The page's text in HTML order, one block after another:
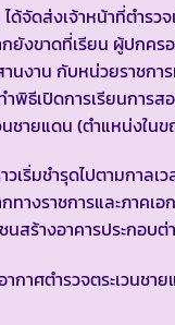
จัดส่งเจ้าหน้าที่ตำร
ขาดที่เรียน ผู้ปกคร
งาน กับหน่วยราชกา
ำพิธีเปิดการเรียนกา
ชายแดน (ตำแหน่งใน
เริ่มชำรุดไปตามกา
างราชการและภาค
สร้างอาคารประกอบต่
าศตำรวจตระเวนช